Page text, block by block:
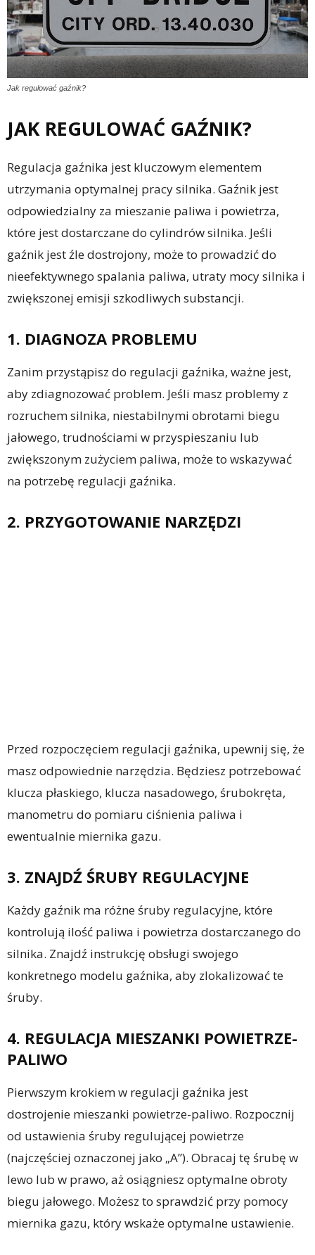
Jak regulować gaźnik?
JAK REGULOWAĆ GAŹNIK?
Regulacja gaźnika jest kluczowym elementem
utrzymania optymalnej pracy silnika. Gaźnik jest
odpowiedzialny za mieszanie paliwa i powietrza,
które jest dostarczane do cylindrów silnika. Jeśli
gaźnik jest źle dostrojony, może to prowadzić do
nieefektywnego spalania paliwa, utraty mocy silnika i
zwiększonej emisji szkodliwych substancji.
1. DIAGNOZA PROBLEMU
Zanim przystąpisz do regulacji gaźnika, ważne jest,
aby zdiagnozować problem. Jeśli masz problemy z
rozruchem silnika, niestabilnymi obrotami biegu
jałowego, trudnościami w przyspieszaniu lub
zwiększonym zużyciem paliwa, może to wskazywać
na potrzebę regulacji gaźnika.
2. PRZYGOTOWANIE NARZĘDZI
Przed rozpoczęciem regulacji gaźnika, upewnij się, że
masz odpowiednie narzędzia. Będziesz potrzebować
klucza płaskiego, klucza nasadowego, śrubokręta,
manometru do pomiaru ciśnienia paliwa i
ewentualnie miernika gazu.
3. ZNAJDŹ ŚRUBY REGULACYJNE
Każdy gaźnik ma różne śruby regulacyjne, które
kontrolują ilość paliwa i powietrza dostarczanego do
silnika. Znajdź instrukcję obsługi swojego
konkretnego modelu gaźnika, aby zlokalizować te
śruby.
4. REGULACJA MIESZANKI POWIETRZE-
PALIWO
Pierwszym krokiem w regulacji gaźnika jest
dostrojenie mieszanki powietrze-paliwo. Rozpocznij
od ustawienia śruby regulującej powietrze
(najczęściej oznaczonej jako „A”). Obracaj tę śrubę w
lewo lub w prawo, aż osiągniesz optymalne obroty
biegu jałowego. Możesz to sprawdzić przy pomocy
miernika gazu, który wskaże optymalne ustawienie.